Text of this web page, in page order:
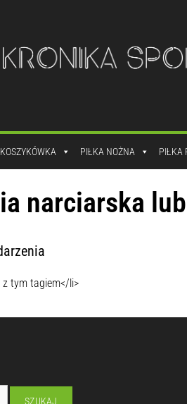
KOSZYKÓWKA PIŁKA NOŻNA PIŁKA
narciarska
z tym tagiem</li>